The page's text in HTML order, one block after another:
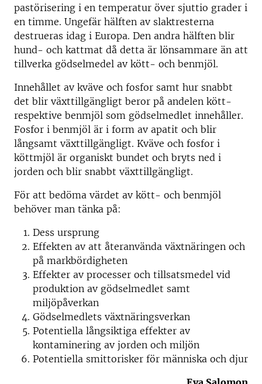
pastörisering i en temperatur över sjuttio grader i
en timme. Ungefär hälften av slaktresterna
destrueras idag i Europa. Den andra hälften blir
hund- och kattmat då detta är lönsammare än att
tillverka gödselmedel av kött- och benmjöl.
Innehållet av kväve och fosfor samt hur snabbt
det blir växttillgängligt beror på andelen kött-
respektive benmjöl som gödselmedlet innehåller.
Fosfor i benmjöl är i form av apatit och blir
långsamt växttillgängligt. Kväve och fosfor i
köttmjöl är organiskt bundet och bryts ned i
jorden och blir snabbt växttillgängligt.
För att bedöma värdet av kött- och benmjöl
behöver man tänka på:
Dess ursprung
Effekten av att återanvända växtnäringen och
på markbördigheten
Effekter av processer och tillsatsmedel vid
produktion av gödselmedlet samt
miljöpåverkan
Gödselmedlets växtnäringsverkan
Potentiella långsiktiga effekter av
kontaminering av jorden och miljön
Potentiella smittorisker för människa och djur